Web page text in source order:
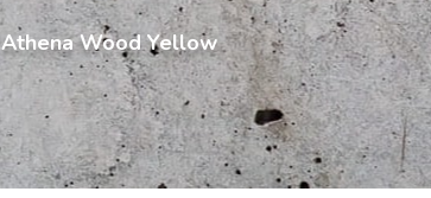
Athena Wood Yellow